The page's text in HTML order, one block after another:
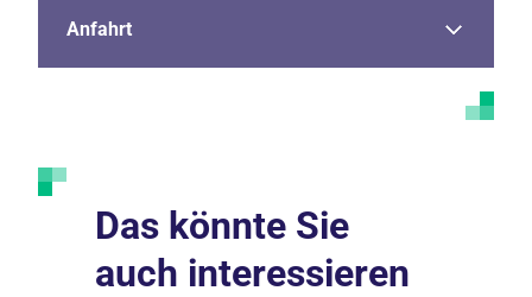
Anfahrt
Das könnte Sie
auch interessieren